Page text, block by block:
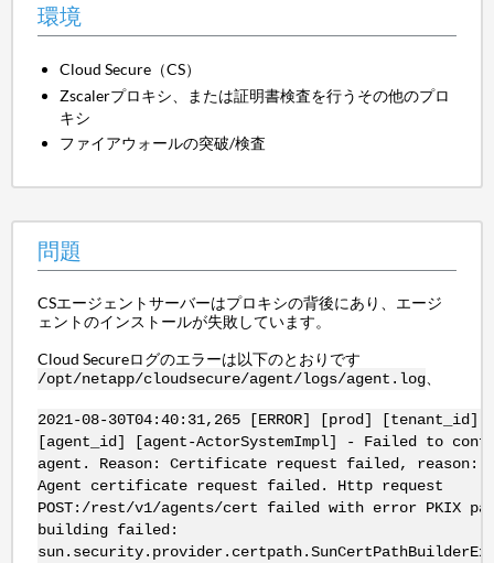
環境
Cloud Secure（CS）
Zscalerプロキシ、または証明書検査を行うその他のプロ
キシ
ファイアウォールの突破/検査
問題
CSエージェントサーバーはプロキシの背後にあり、エージ
ェントのインストールが失敗しています。
Cloud Secureログのエラーは以下のとおりです
/opt/netapp/cloudsecure/agent/logs/agent.log、
2021-08-30T04:40:31,265 [ERROR] [prod] [tenant_id]
[agent_id] [agent-ActorSystemImpl] - Failed to
agent. Reason: Certificate request failed, reason:
Agent certificate request failed. Http request
POST:/rest/v1/agents/cert failed with error PKIX
building failed: